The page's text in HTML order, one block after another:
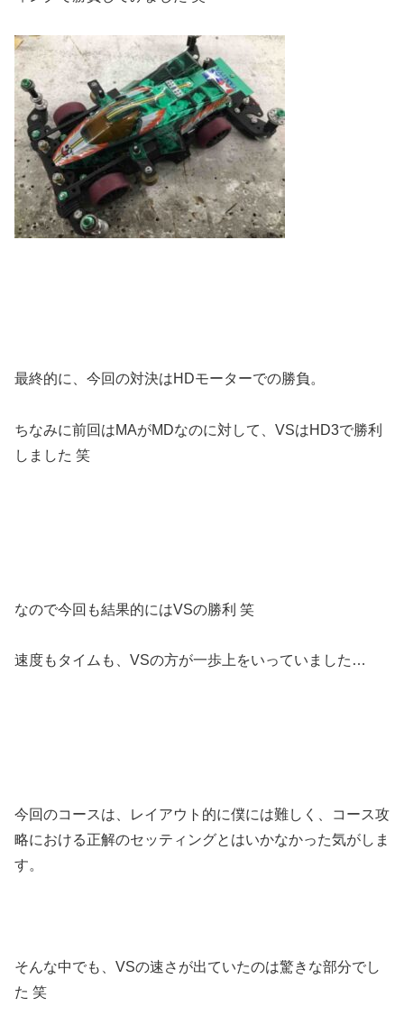
最終的に、今回の対決はHDモーターでの勝負。
ちなみに前回はMAがMDなのに対して、VSはHD3で勝利
しました 笑
なので今回も結果的にはVSの勝利 笑
速度もタイムも、VSの方が一歩上をいっていました…
今回のコースは、レイアウト的に僕には難しく、コース攻
略における正解のセッティングとはいかなかった気がしま
す。
そんな中でも、VSの速さが出ていたのは驚きな部分でし
た 笑